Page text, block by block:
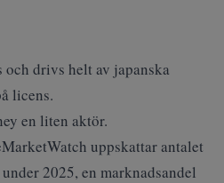
drivs helt av japanska
licens.
en liten aktör.
uppskattar antalet
2025, en marknadsandel